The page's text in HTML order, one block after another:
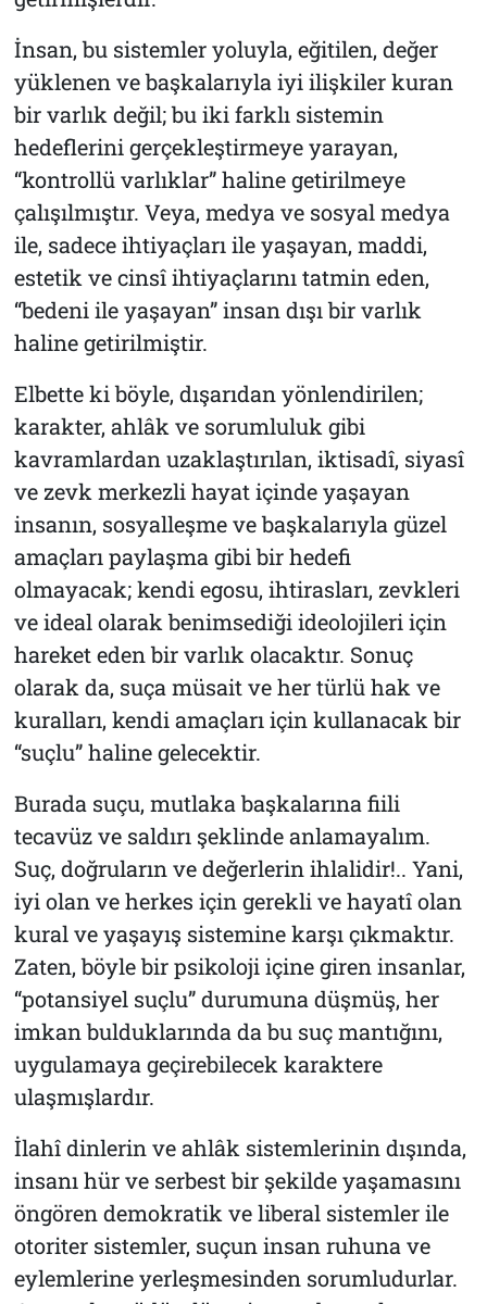
İnsan, bu sistemler yoluyla, eğitilen, değer
yüklenen ve başkalarıyla iyi ilişkiler kuran
bir varlık değil; bu iki farklı sistemin
hedeflerini gerçekleştirmeye yarayan,
“kontrollü varlıklar” haline getirilmeye
çalışılmıştır. Veya, medya ve sosyal medya
ile, sadece ihtiyaçları ile yaşayan, maddi,
estetik ve cinsî ihtiyaçlarını tatmin eden,
“bedeni ile yaşayan” insan dışı bir varlık
haline getirilmiştir.
Elbette ki böyle, dışarıdan yönlendirilen;
karakter, ahlâk ve sorumluluk gibi
kavramlardan uzaklaştırılan, iktisadî, siyasî
ve zevk merkezli hayat içinde yaşayan
insanın, sosyalleşme ve başkalarıyla güzel
amaçları paylaşma gibi bir hedefi
olmayacak; kendi egosu, ihtirasları, zevkleri
ve ideal olarak benimsediği ideolojileri için
hareket eden bir varlık olacaktır. Sonuç
olarak da, suça müsait ve her türlü hak ve
kuralları, kendi amaçları için kullanacak bir
“suçlu” haline gelecektir.
Burada suçu, mutlaka başkalarına fiili
tecavüz ve saldırı şeklinde anlamayalım.
Suç, doğruların ve değerlerin ihlalidir!.. Yani,
iyi olan ve herkes için gerekli ve hayatî olan
kural ve yaşayış sistemine karşı çıkmaktır.
Zaten, böyle bir psikoloji içine giren insanlar,
“potansiyel suçlu” durumuna düşmüş, her
imkan bulduklarında da bu suç mantığını,
uygulamaya geçirebilecek karaktere
ulaşmışlardır.
İlahî dinlerin ve ahlâk sistemlerinin dışında,
insanı hür ve serbest bir şekilde yaşamasını
öngören demokratik ve liberal sistemler ile
otoriter sistemler, suçun insan ruhuna ve
eylemlerine yerleşmesinden sorumludurlar.